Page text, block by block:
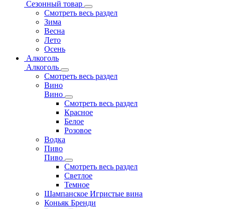
Сезонный товар
Смотреть весь раздел
Зима
Весна
Лето
Осень
Алкоголь
Алкоголь
Смотреть весь раздел
Вино
Вино
Смотреть весь раздел
Красное
Белое
Розовое
Водка
Пиво
Пиво
Смотреть весь раздел
Cветлое
Темное
Шампанское Игристые вина
Коньяк Бренди